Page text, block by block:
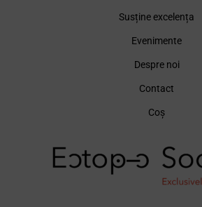
Susține excelența
Evenimente
Despre noi
Contact
Coș